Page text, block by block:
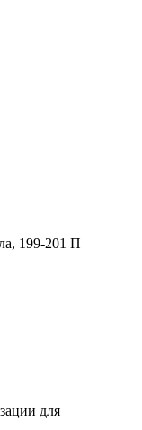
199-201 П
для